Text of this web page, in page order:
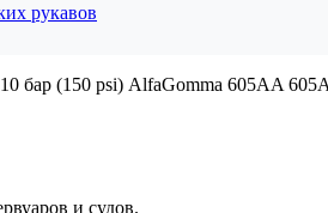
рукавов
бар (150 psi) AlfaGomma 605AA
и судов.